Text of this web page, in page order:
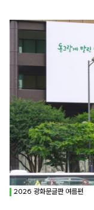
2026 광화문글판 여름편